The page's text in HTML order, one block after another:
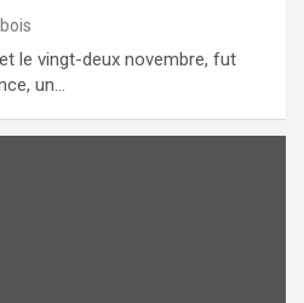
le vingt-deux novembre, fut
un…